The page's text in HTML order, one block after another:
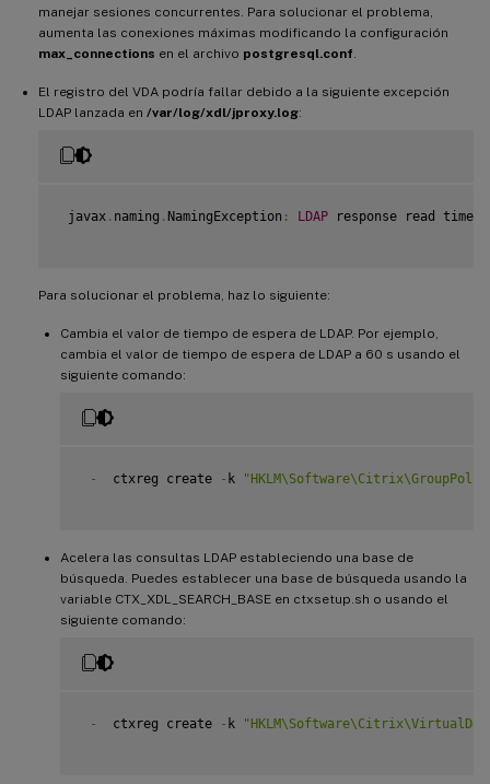
manejar sesiones concurrentes. Para solucionar el problema,
aumenta las conexiones máximas modificando la configuración
max_connections en el archivo postgresql.conf
El registro del VDA podría fallar debido a la siguiente excepción
LDAP lanzada en /var/log/xdl/jproxy.log:
javax . naming . NamingException : LDAP response read timed
Para solucionar el problema, haz lo siguiente:
Cambia el valor de tiempo de espera de LDAP. Por ejemplo,
cambia el valor de tiempo de espera de LDAP a 60 s usando el
siguiente comando:
-
  ctxreg create
- k
Acelera las consultas LDAP estableciendo una base de
búsqueda. Puedes establecer una base de búsqueda usando la
variable CTX_XDL_SEARCH_BASE en ctxsetup.sh o usando el
siguiente comando:
-
  ctxreg create
- k